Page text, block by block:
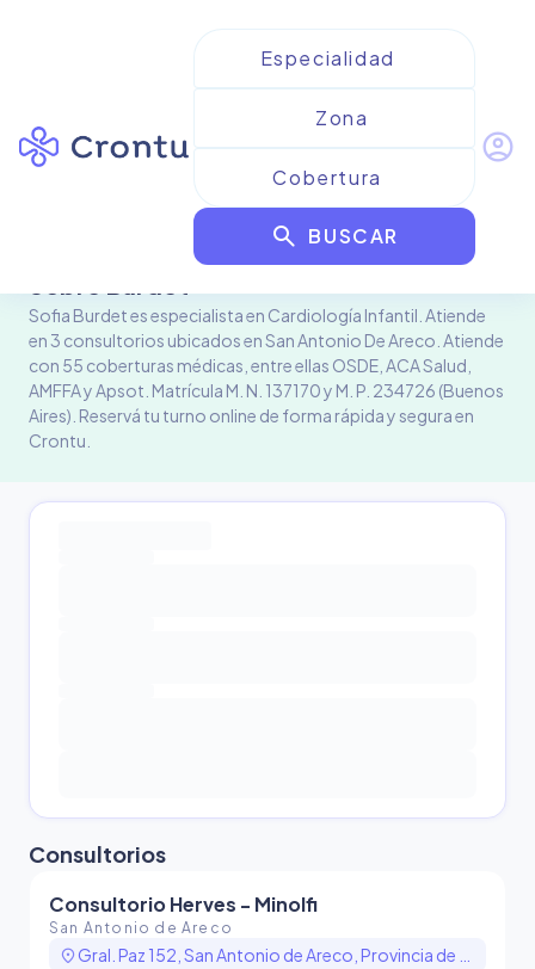
search BUSCAR
account_circle
Profesional de la salud
Sofia Burdet
Sofia Burdet es especialista en Cardiología Infantil. Atiende
en 3 consultorios ubicados en San Antonio De Areco. Atiende
con 55 coberturas médicas, entre ellas OSDE, ACA Salud,
AMFFA y Apsot. Matrícula M. N. 137170 y M. P. 234726 (Buenos
Aires). Reservá tu turno online de forma rápida y segura en
Crontu.
Consultorios
Consultorio Herves - Minolfi
San Antonio de Areco
location_on